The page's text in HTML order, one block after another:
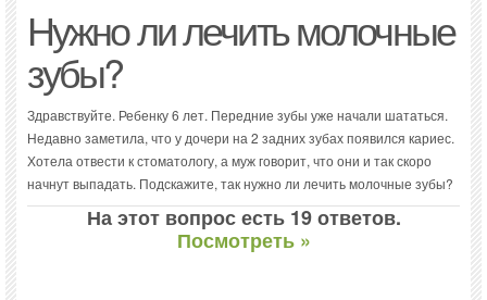
Нужно ли лечить молочные
зубы?
Здравствуйте. Ребенку 6 лет. Передние зубы уже начали шататься.
Недавно заметила, что у дочери на 2 задних зубах появился кариес.
Хотела отвести к стоматологу, а муж говорит, что они и так скоро
начнут выпадать. Подскажите, так нужно ли лечить молочные зубы?
На этот вопрос есть 19 ответов.
Посмотреть »